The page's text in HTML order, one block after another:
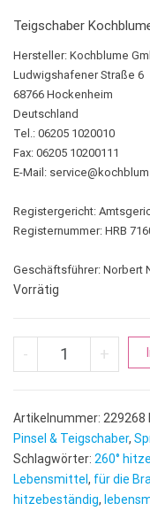
Teigschaber
Hersteller: Kochblume
Ludwigshafener Straße 6
68766 Hockenheim
Deutschland
Tel.: 06205 1020010
Fax: 06205 10200111
E-Mail:
Registergericht:
Registernummer: HRB
Geschäftsführer: Norbert
Vorrätig
- Teigschaber
+
Artikelnummer: 229268
Pinsel & Teigschaber,
Schlagwörter: 260°
Lebensmittel, für die
hitzebeständig,